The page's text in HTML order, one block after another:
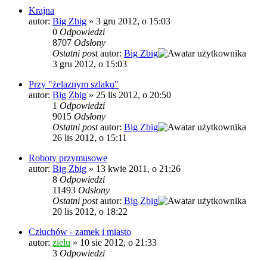
Krajna
autor: Big Zbig » 3 gru 2012, o 15:03
0 Odpowiedzi
8707 Odsłony
Ostatni postautor: Big Zbig
3 gru 2012, o 15:03
Przy "żelaznym szlaku"
autor: Big Zbig » 25 lis 2012, o 20:50
1 Odpowiedzi
9015 Odsłony
Ostatni postautor: Big Zbig
26 lis 2012, o 15:11
Roboty przymusowe
autor: Big Zbig » 13 kwie 2011, o 21:26
8 Odpowiedzi
11493 Odsłony
Ostatni postautor: Big Zbig
20 lis 2012, o 18:22
Człuchów - zamek i miasto
autor: zielu » 10 sie 2012, o 21:33
3 Odpowiedzi